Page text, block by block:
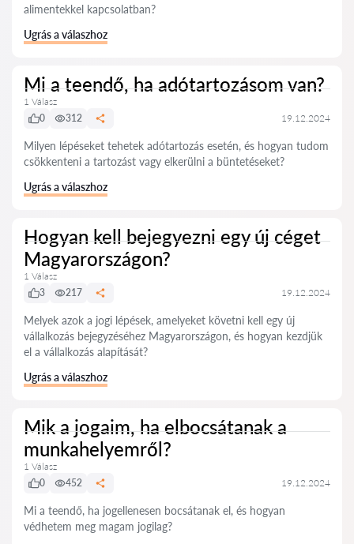
alimentekkel kapcsolatban?
Ugrás a válaszhoz
Mi a teendő, ha adótartozásom van?
1 Válasz
0
312 19.12.2024
Milyen lépéseket tehetek adótartozás esetén, és hogyan tudom
csökkenteni a tartozást vagy elkerülni a büntetéseket?
Ugrás a válaszhoz
Hogyan kell bejegyezni egy új céget
Magyarországon?
1 Válasz
3
217 19.12.2024
Melyek azok a jogi lépések, amelyeket követni kell egy új
vállalkozás bejegyzéséhez Magyarországon, és hogyan kezdjük
el a vállalkozás alapítását?
Ugrás a válaszhoz
Mik a jogaim, ha elbocsátanak a
munkahelyemről?
1 Válasz
0
452 19.12.2024
Mi a teendő, ha jogellenesen bocsátanak el, és hogyan
védhetem meg magam jogilag?